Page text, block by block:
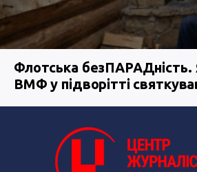
Флотська безПАРАДність.
ВМФ у підворітті